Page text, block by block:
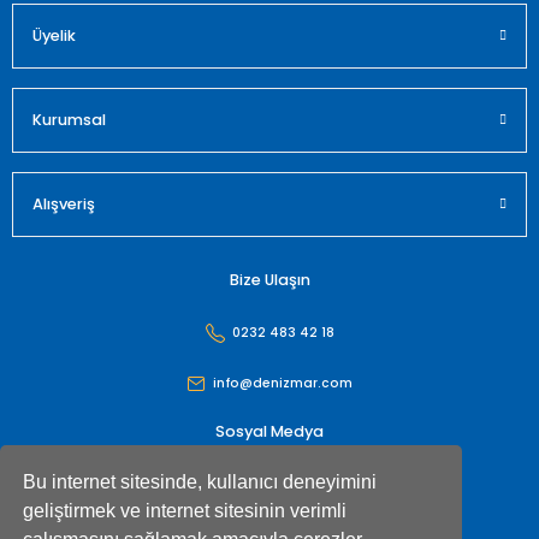
Bu internet sitesinde, kullanıcı deneyimini
geliştirmek ve internet sitesinin verimli
Üyelik
Kurumsal
Alışveriş
Bize Ulaşın
0232 483 42 18
info@denizmar.com
Sosyal Medya